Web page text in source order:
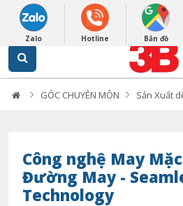
English
0948279988
GÓC CHUYÊN MÔN Sản Xuất
Công nghệ May
Đường May -
Technology
Zalo Hotline Bản đồ